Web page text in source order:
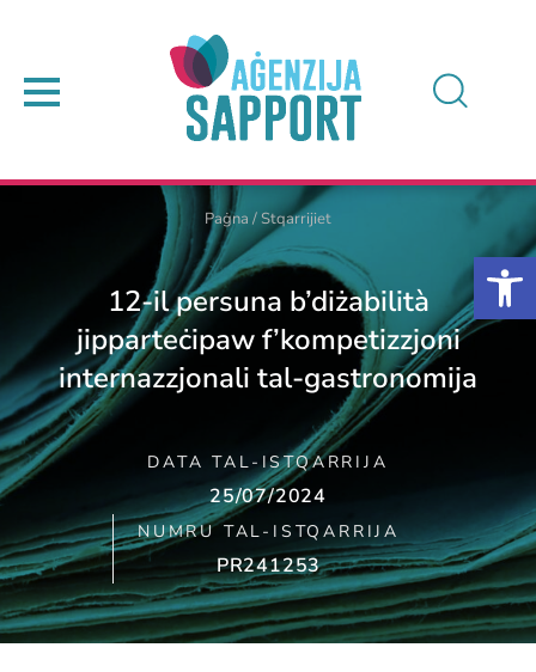
Paġna / Stqarrijiet
12-il persuna b’diżabilità
jipparteċipaw f’kompetizzjoni
internazzjonali tal-gastronomija
DATA TAL-ISTQARRIJA
25/07/2024
NUMRU TAL-ISTQARRIJA
PR241253